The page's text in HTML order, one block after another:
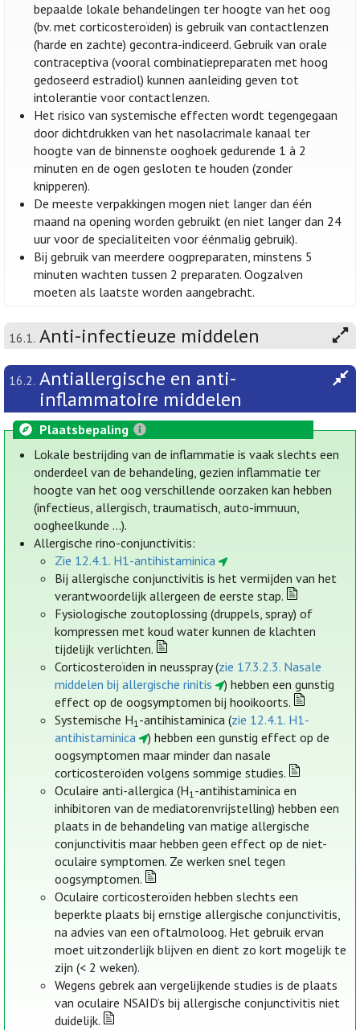
bepaalde lokale behandelingen ter hoogte van het oog
(bv. met corticosteroïden) is gebruik van contactlenzen
(harde en zachte) gecontra-indiceerd. Gebruik van orale
contraceptiva (vooral combinatiepreparaten met hoog
gedoseerd estradiol) kunnen aanleiding geven tot
intolerantie voor contactlenzen.
Het risico van systemische effecten wordt tegengegaan
door dichtdrukken van het nasolacrimale kanaal ter
hoogte van de binnenste ooghoek gedurende 1 à 2
minuten en de ogen gesloten te houden (zonder
knipperen).
De meeste verpakkingen mogen niet langer dan één
maand na opening worden gebruikt (en niet langer dan 24
uur voor de specialiteiten voor éénmalig gebruik).
Bij gebruik van meerdere oogpreparaten, minstens 5
minuten wachten tussen 2 preparaten. Oogzalven
moeten als laatste worden aangebracht.
16.1. Anti-infectieuze middelen
16.2. Antiallergische en anti-
inflammatoire middelen
Plaatsbepaling
Lokale bestrijding van de inflammatie is vaak slechts een
onderdeel van de behandeling, gezien inflammatie ter
hoogte van het oog verschillende oorzaken kan hebben
(infectieus, allergisch, traumatisch, auto-immuun,
oogheelkunde ...).
Allergische rino-conjunctivitis:
Zie 12.4.1. H1-antihistaminica
Bij allergische conjunctivitis is het vermijden van het
verantwoordelijk allergeen de eerste stap.
Fysiologische zoutoplossing (druppels, spray) of
kompressen met koud water kunnen de klachten
tijdelijk verlichten.
Corticosteroïden in neusspray (zie 17.3.2.3. Nasale
middelen bij allergische rinitis
) hebben een gunstig
effect op de oogsymptomen bij hooikoorts.
Systemische H1-antihistaminica (zie 12.4.1. H1-
antihistaminica
) hebben een gunstig effect op de
oogsymptomen maar minder dan nasale
corticosteroïden volgens sommige studies.
Oculaire anti-allergica (H1-antihistaminica en
inhibitoren van de mediatorenvrijstelling) hebben een
plaats in de behandeling van matige allergische
conjunctivitis maar hebben geen effect op de niet-
oculaire symptomen. Ze werken snel tegen
oogsymptomen.
Oculaire corticosteroïden hebben slechts een
beperkte plaats bij ernstige allergische conjunctivitis,
na advies van een oftalmoloog. Het gebruik ervan
moet uitzonderlijk blijven en dient zo kort mogelijk te
zijn (< 2 weken).
Wegens gebrek aan vergelijkende studies is de plaats
van oculaire NSAID’s bij allergische conjunctivitis niet
duidelijk.